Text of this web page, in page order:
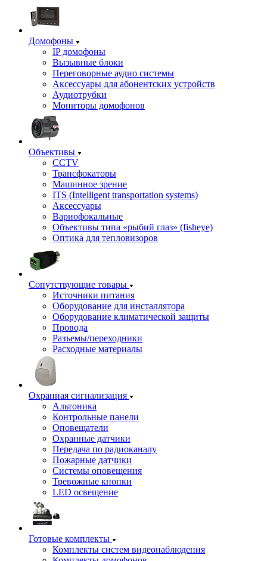
Домофоны
IP домофоны
Вызывные блоки
Переговорные аудио системы
Аксессуары для абонентских устройств
Аудиотрубки
Мониторы домофонов
Объективы
CCTV
Трансфокаторы
Машинное зрение
ITS (Intelligent transportation systems)
Аксессуары
Вариофокальные
Объективы типа «рыбий глаз» (fisheye)
Оптика для тепловизоров
Сопутствующие товары
Источники питания
Оборудование для инсталлятора
Оборудование климатической защиты
Провода
Разъемы/переходники
Расходные материалы
Охранная сигнализация
Альтоника
Контрольные панели
Оповещатели
Охранные датчики
Передача по радиоканалу
Пожарные датчики
Системы оповещения
Тревожные кнопки
LED освещение
Готовые комплекты
Комплекты систем видеонаблюдения